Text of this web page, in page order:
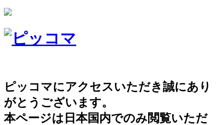
ピッコマにアクセスいただき誠にあり
がとうございます。
本ページは日本国内でのみ閲覧いただ